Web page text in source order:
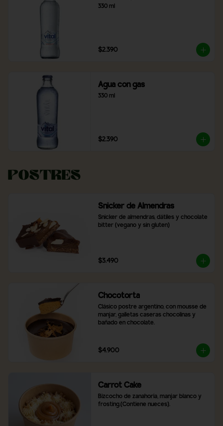
330 ml
$2.390
Agua con gas
330 ml
$2.390
Postres
Snicker de Almendras
Snicker de almendras, dátiles y chocolate
bitter (vegano y sin gluten)
$3.490
Chocotorta
Clásico postre argentino, con mousse de
manjar, galletas caseras chocolinas y
bañado en chocolate.
$4.900
Carrot Cake
Bizcocho de zanahoria, manjar blanco y
frosting.(Contiene nueces).